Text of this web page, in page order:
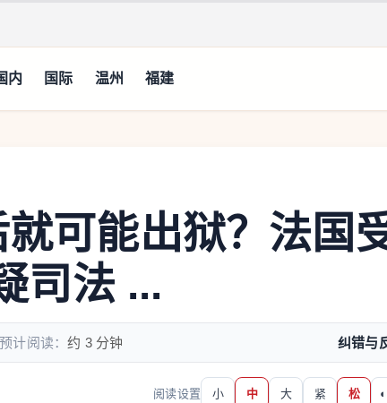
内 国际 温州 福建
可能出狱？法国
司法 ...
预计阅读：约 3 分钟 纠错与
阅读设置 小 中 大 紧 松 ◐